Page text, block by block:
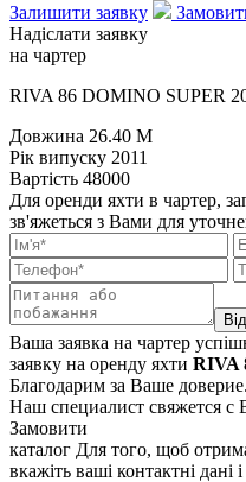
Залишити заявку
Надіслати заявку
на чартер
RIVA 86 DOMINO SUPER
Довжина 26.40 M
Рік випуску 2011
Вартість 48000
Для оренди яхти в чартер,
зв'яжеться з Вами для
Ваша заявка на чартер
заявку на оренду яхти RIVA
Благодарим за Ваше доверие.
Наш специалист свяжется с
Замовити
каталог Для того, щоб
вкажіть ваші контактні дані